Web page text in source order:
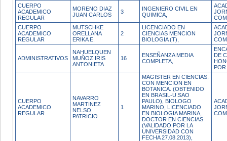
CUERPO
ACADEMICO
REGULAR
MORENO DIAZ
JUAN CARLOS
3
INGENIERO CIVIL EN
QUIMICA,
CUERPO
ACADEMICO
REGULAR
MUTSCHKE
ORELLANA
ERIKA E.
2
LICENCIADO EN
CIENCIAS MENCION
BIOLOGIA (T),
ADMINISTRATIVOS
NAHUELQUEN
MUÑOZ IRIS
ANTONIETA
16
ENSEÑANZA MEDIA
COMPLETA,
DE
CUERPO
ACADEMICO
REGULAR
NAVARRO
MARTINEZ
NELSO
PATRICIO
1
MAGISTER EN CIENCIAS,
CON MENCION EN
BOTANICA. (OBTENIDO
EN BRASIL-U.SAO
PAULO), BIOLOGO
MARINO, LICENCIADO
EN BIOLOGIA MARINA,
DOCTOR EN CIENCIAS
(VALIDADO POR LA
UNIVERSIDAD CON
FECHA 27.08.2013),